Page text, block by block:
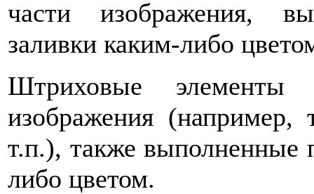
части изображения,
заливки каким-либо
Штриховые
изображения (например,
т.п.), также выполненные
либо цветом.